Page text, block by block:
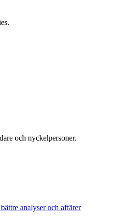
och nyckelpersoner.
analyser och affärer